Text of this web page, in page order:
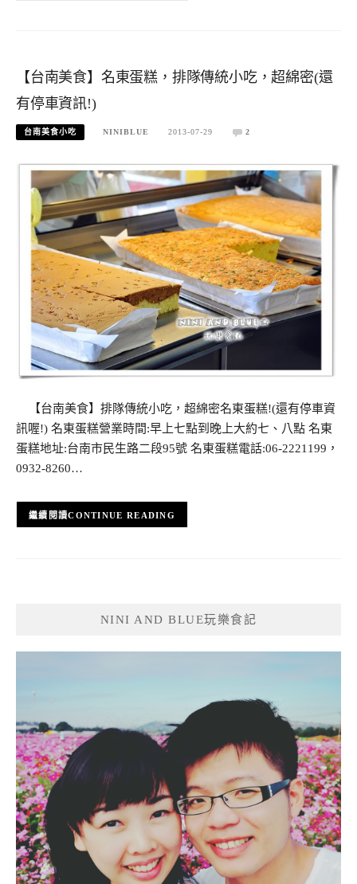
【台南美食】名東蛋糕，排隊傳統小吃，超綿密(還
有停車資訊!)
台南美食小吃 NINIBLUE 2013-07-29 2
【台南美食】排隊傳統小吃，超綿密名東蛋糕!(還有停車資
訊喔!) 名東蛋糕營業時間:早上七點到晚上大約七、八點 名東
蛋糕地址:台南市民生路二段95號 名東蛋糕電話:06-2221199，
0932-8260…
CONTINUE READING
NINI AND BLUE玩樂食記